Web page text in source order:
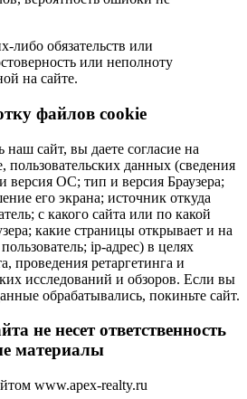
либо обязательств или
или неполноту
на сайте.
файлов cookie
сайт, вы даете согласие на
пользовательских данных (сведения
версия ОС; тип и версия Браузера;
его экрана; источник откуда
с какого сайта или по какой
какие страницы открывает и на
ip-адрес) в целях
проведения ретаргетинга и
исследований и обзоров. Если вы
обрабатывались, покиньте сайт.
не несет ответственность
материалы
www.apex-realty.ru